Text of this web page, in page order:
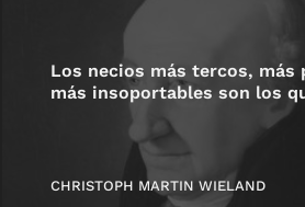
Los necios más tercos, más
más insoportables son los
CHRISTOPH MARTIN WIELAND